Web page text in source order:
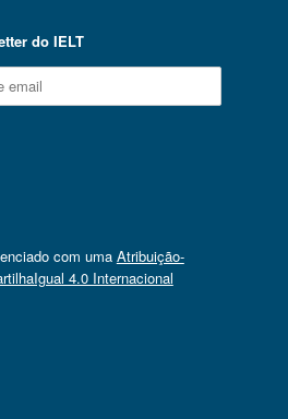
do IELT
com uma Atribuição-
4.0 Internacional